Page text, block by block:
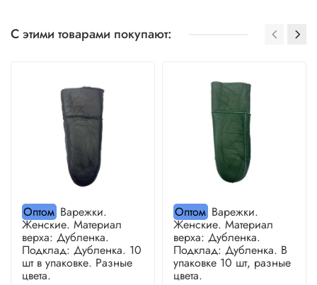
С этими товарами покупают:
ОптомВарежки.
Женские. Материал
верха: Дубленка.
Подклад: Дубленка. 10
шт в упаковке. Разные
цвета.
ОптомВарежки.
Женские. Материал
верха: Дубленка.
Подклад: Дубленка. В
упаковке 10 шт, разные
цвета.